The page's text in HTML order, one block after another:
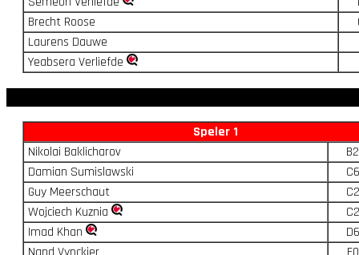
Brecht Roose
Laurens Dauwe
Yeabsera Verliefde
Speler 1
Nikolai Baklicharov
B2
Damian Sumislawski
C6
Guy Meerschaut
C2
Wojciech Kuznia
C2
Imad Khan
D6